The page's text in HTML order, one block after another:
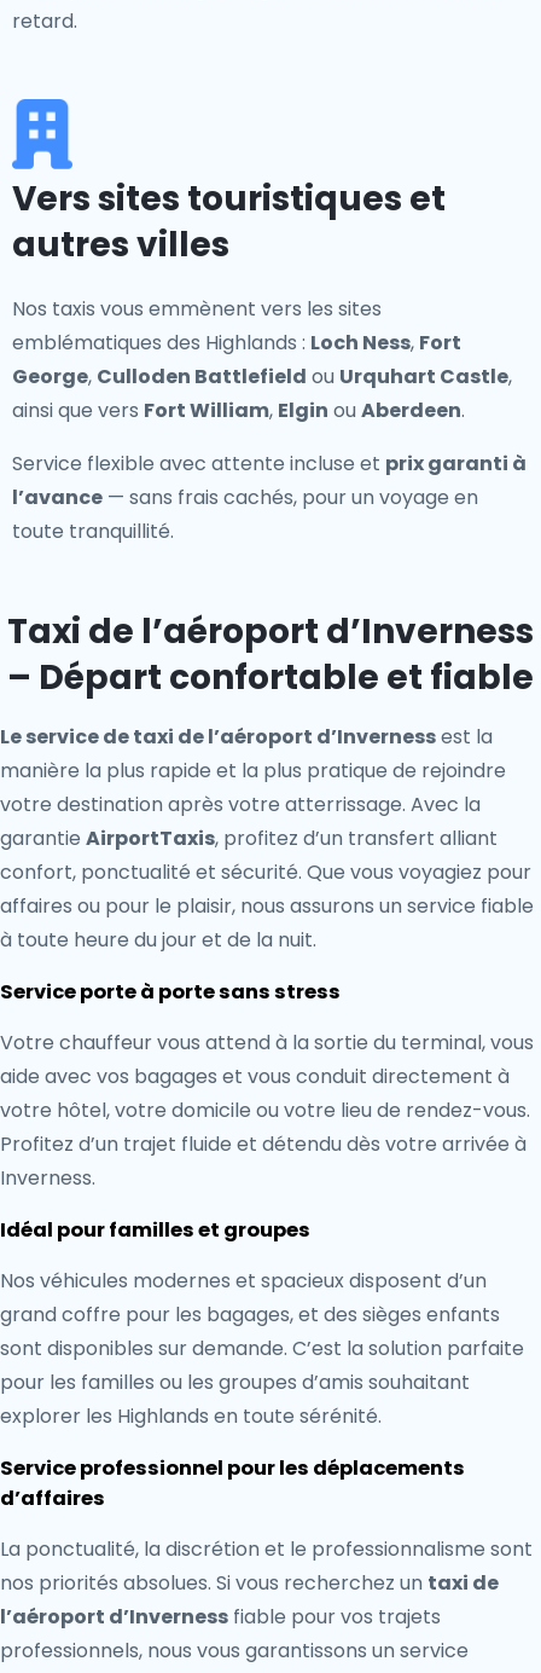
retard.
Vers sites touristiques et
autres villes
Nos taxis vous emmènent vers les sites
emblématiques des Highlands : Loch Ness, Fort
George, Culloden Battlefield ou Urquhart Castle,
ainsi que vers Fort William, Elgin ou Aberdeen.
Service flexible avec attente incluse et prix garanti à
l’avance — sans frais cachés, pour un voyage en
toute tranquillité.
Taxi de l’aéroport d’Inverness
– Départ confortable et fiable
Le service de taxi de l’aéroport d’Invernessest la
manière la plus rapide et la plus pratique de rejoindre
votre destination après votre atterrissage. Avec la
garantie AirportTaxis, profitez d’un transfert alliant
confort, ponctualité et sécurité. Que vous voyagiez pour
affaires ou pour le plaisir, nous assurons un service fiable
à toute heure du jour et de la nuit.
Service porte à porte sans stress
Votre chauffeur vous attend à la sortie du terminal, vous
aide avec vos bagages et vous conduit directement à
votre hôtel, votre domicile ou votre lieu de rendez-vous.
Profitez d’un trajet fluide et détendu dès votre arrivée à
Inverness.
Idéal pour familles et groupes
Nos véhicules modernes et spacieux disposent d’un
grand coffre pour les bagages, et des sièges enfants
sont disponibles sur demande. C’est la solution parfaite
pour les familles ou les groupes d’amis souhaitant
explorer les Highlands en toute sérénité.
Service professionnel pour les déplacements
d’affaires
La ponctualité, la discrétion et le professionnalisme sont
nos priorités absolues. Si vous recherchez un taxi de
l’aéroport d’Inverness fiable pour vos trajets
professionnels, nous vous garantissons un service